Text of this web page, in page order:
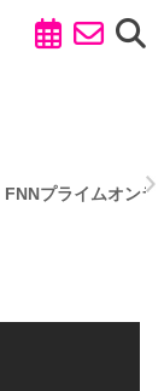
FNNプライムオンラ